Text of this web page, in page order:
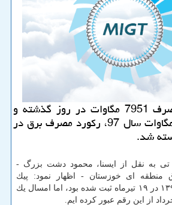
ام آی جی تی: با مصرف 7951 مگاوات در روز گذشته و
عبور از پیك 7917 مگاوات سال 97، ركورد مصرف برق در
شد.
به نقل از ایسنا، محمود دشت بزرگ -
منطقه ای خوزستان - اظهار نمود: پیك
مصرف برق در سال ۱۳۹۷ در ۱۹ تیرماه ثبت شده بود، اما امسال یك